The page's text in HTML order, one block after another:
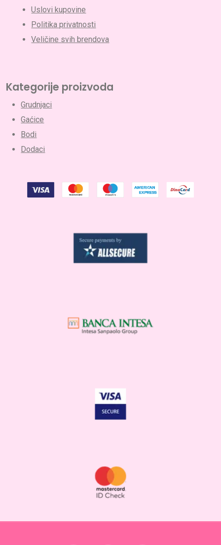
Uslovi kupovine
Politika privatnosti
Veličine svih brendova
Kategorije proizvoda
Grudnjaci
Gaćice
Bodi
Dodaci